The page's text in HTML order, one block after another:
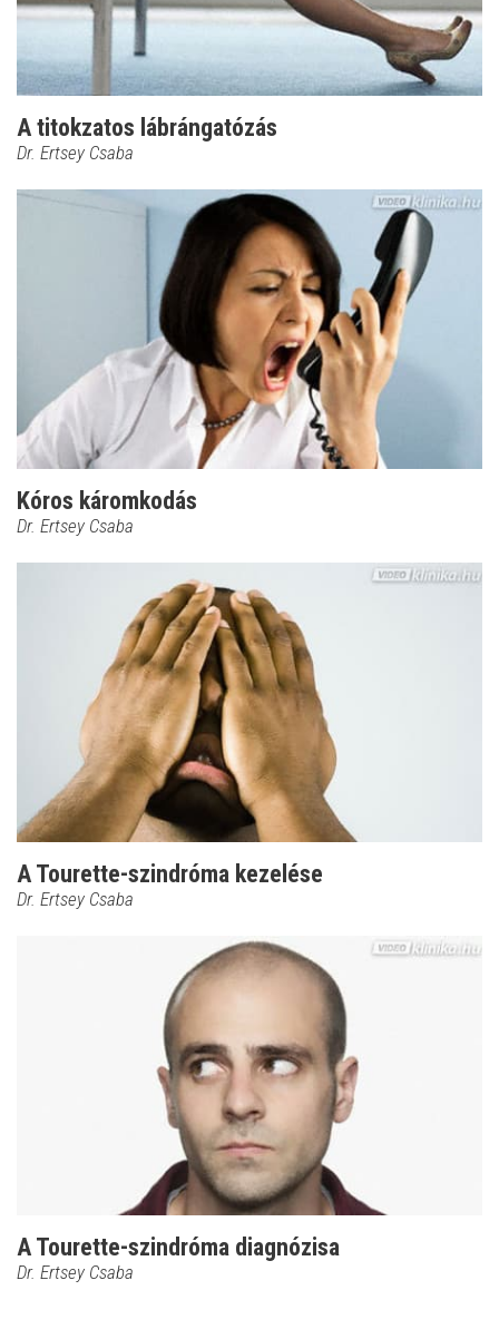
A titokzatos lábrángatózás
Dr. Ertsey Csaba
Kóros káromkodás
Dr. Ertsey Csaba
A Tourette-szindróma kezelése
Dr. Ertsey Csaba
A Tourette-szindróma diagnózisa
Dr. Ertsey Csaba